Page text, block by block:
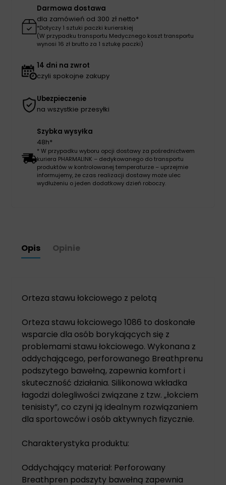
Darmowa dostawa
dla zamówień od 300 zł netto*
*Dotyczy 1 sztuki paczki kurierskiej
(W przypadku transportu Medycznego koszt transportu
wynosi 16 zł brutto za 1 sztukę paczki)
14 dni na zwrot
czyli spokojne zakupy
Ubezpieczenie
na wszystkie przesyłki
Szybka wysyłka
48h*
* W przypadku wyboru opcji dostawy za pośrednictwem
kuriera PHARMALINK – dedykowanego do transportu
produktów w kontrolowanej temperaturze – uprzejmie
informujemy, że czas realizacji dostawy może ulec
wydłużeniu o jeden dodatkowy dzień roboczy.
Opis Opinie
Orteza stawu łokciowego z pelotą
Orteza stawu łokciowego 1086 to doskonałe
wsparcie dla osób borykających się z
problemami stawu łokciowego. Wykonana z
oddychającego, perforowanego Breathprenu
podszytego bawełną, zapewnia komfort i
skuteczność działania. Silikonowa wkładka
łagodzi dolegliwości związane z tzw. „łokciem
tenisisty”, co czyni ją idealnym rozwiązaniem
dla sportowców i osób aktywnych fizycznie.
Charakterystyka produktu:
Oddychający materiał: Perforowany
Breathpren podszyty bawełną zapewnia